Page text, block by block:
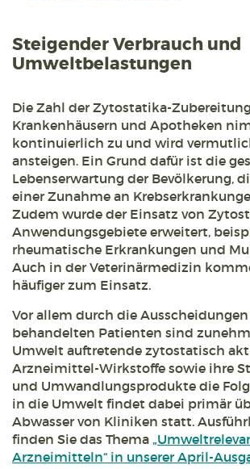
Steigender Verbrauch und
Umweltbelastungen
Die Zahl der Zytostatika-
Krankenhäusern und Apotheken
kontinuierlich zu und wird
ansteigen. Ein Grund dafür ist die
Lebenserwartung der Bevölkerung,
einer Zunahme an
Zudem wurde der Einsatz von
Anwendungsgebiete erweitert,
rheumatische Erkrankungen und
Auch in der Veterinärmedizin
häufiger zum Einsatz.
Vor allem durch die
behandelten Patienten sind
Umwelt auftretende zytostatisch
Arzneimittel-Wirkstoffe sowie ihre
und Umwandlungsprodukte die
in die Umwelt findet dabei primär
Abwasser von Kliniken statt.
finden Sie das Thema
Arzneimitteln“ in unserer April-